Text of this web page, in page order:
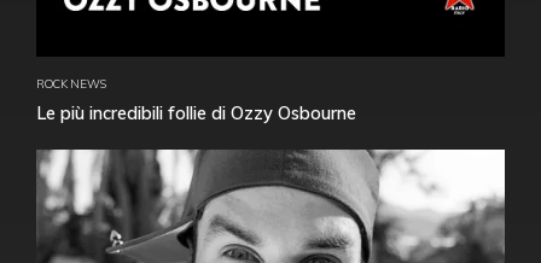
ROCK NEWS
Le più incredibili follie di Ozzy Osbourne